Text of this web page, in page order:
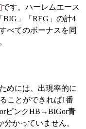
です。ハーレムエース
BIG」「REG」の計4
べてのボーナスを同
めには、出現率的に
ことができれば1番
ピンクHB→BIGor青
かっていません。